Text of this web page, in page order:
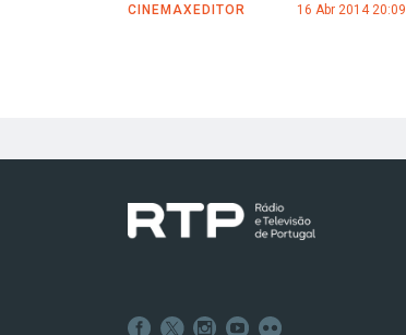
CINEMAXEDITOR 16 Abr 2014 20:09